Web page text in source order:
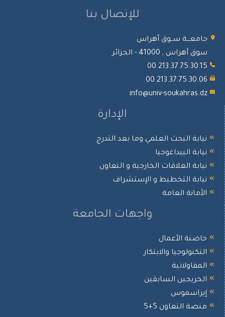
للإتصال بنا
جامعـــة ســوق أهراس
سوق أهراس , 41000 - الجزائر
00.213.37.75.30.15
00.213.37.75.30.06
info@univ-soukahras.dz
الإدارة
نيابة البحث العلمي وما بعد التدرج
نيابة البيداغوجيا
نيابة العلاقات الخارجية و التعاون
نيابة التخطيط و الإستشراف
الأمانة العامة
واجهات الجامعة
حاضنة الأعمال
التكنولوجيا والابتكار
المقاولاتية
الخريجين السابقين
إيراسموس
منصة التعاون 5+5